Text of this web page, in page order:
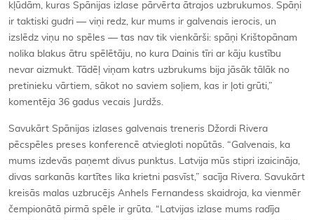
kļūdām, kuras Spānijas izlase pārvērta ātrajos uzbrukumos. Spāņi
ir taktiski gudri — viņi redz, kur mums ir galvenais ierocis, un
izslēdz viņu no spēles — tas nav tik vienkārši: spāņi Krištopānam
nolika blakus ātru spēlētāju, no kura Dainis tīri ar kāju kustību
nevar aizmukt. Tādēļ viņam katrs uzbrukums bija jāsāk tālāk no
pretinieku vārtiem, sākot no saviem soļiem, kas ir ļoti grūti,”
komentēja 36 gadus vecais Jurdžs.
Savukārt Spānijas izlases galvenais treneris Džordi Rivera
pēcspēles preses konferencē atviegloti nopūtās. “Galvenais, ka
mums izdevās paņemt divus punktus. Latvija mūs stipri izaicināja,
divas sarkanās kartītes lika krietni pasvīst,” sacīja Rivera. Savukārt
kreisās malas uzbrucējs Anhels Fernandess skaidroja, ka vienmēr
čempionātā pirmā spēle ir grūta. “Latvijas izlase mums radīja